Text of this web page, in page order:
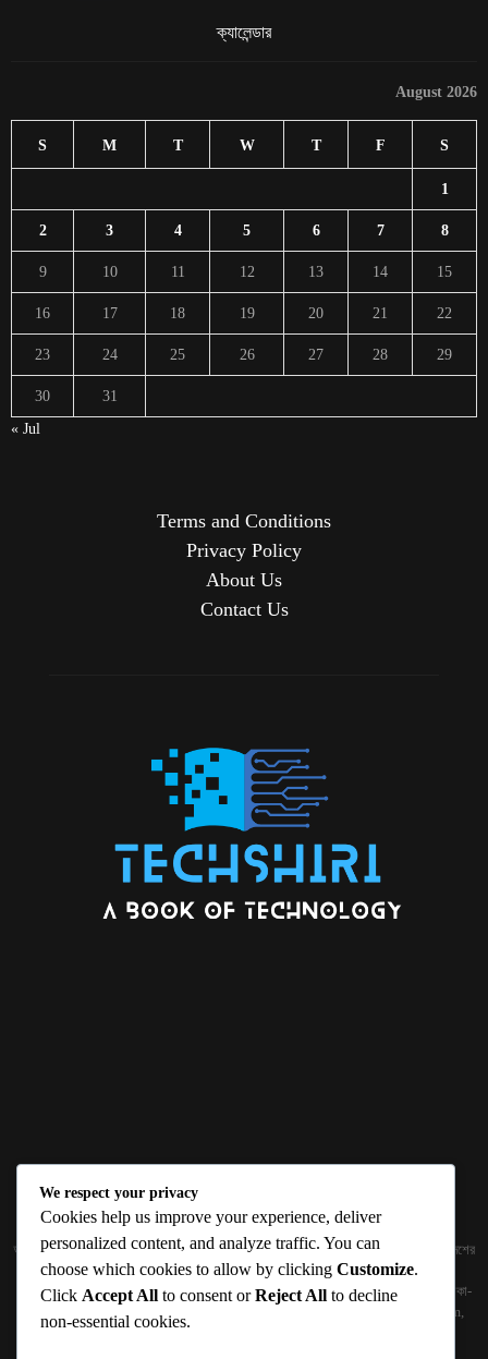
ক্যালেন্ডার
August 2026
S M T W T F S
1
2 3 4 5 6 7 8
9 10 11 12 13 14 15
16 17 18 19 20 21 22
23 24 25 26 27 28 29
30
31
« Jul
Terms and Conditions
Privacy Policy
About Us
Contact Us
ABOUT US
জ্ঞান বিজ্ঞানের উৎকর্ষ আমাদের প্রভাবিত করে। আলোকিত করে। সেই আলো কে ধারণ কর দেশ ও বিদেশের
তথ্যপ্রযুক্তির অতিসাম্প্রতিক খবরাখবর পাঠকের হাতের মুঠোয় দিতে চায় টেকসিঁড়ি ডট কম।
প্রকাশক ও নির্বাহী সম্পাদকঃ সামিউল হক সুমন ১৮৮/১ (২য় তলা), ইনার সার্কুলার রোড, আরামবাগ, ঢাকা-
techshiribd@gmail.com
info@techshiri.com
We respect your privacy
Cookies help us improve your experience, deliver
personalized content, and analyze traffic. You can
choose which cookies to allow by clicking Customize.
Click Accept All to consent orReject All to decline
non-essential cookies.